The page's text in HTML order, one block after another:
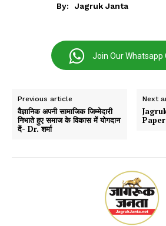
By: Jagruk Janta
Join Our Whatsapp
Previous article
वैज्ञानिक अपनी सामाजिक जिम्मेदारी
निभाते हुए समाज के विकास में योगदान
दें- Dr. शर्मा
Next